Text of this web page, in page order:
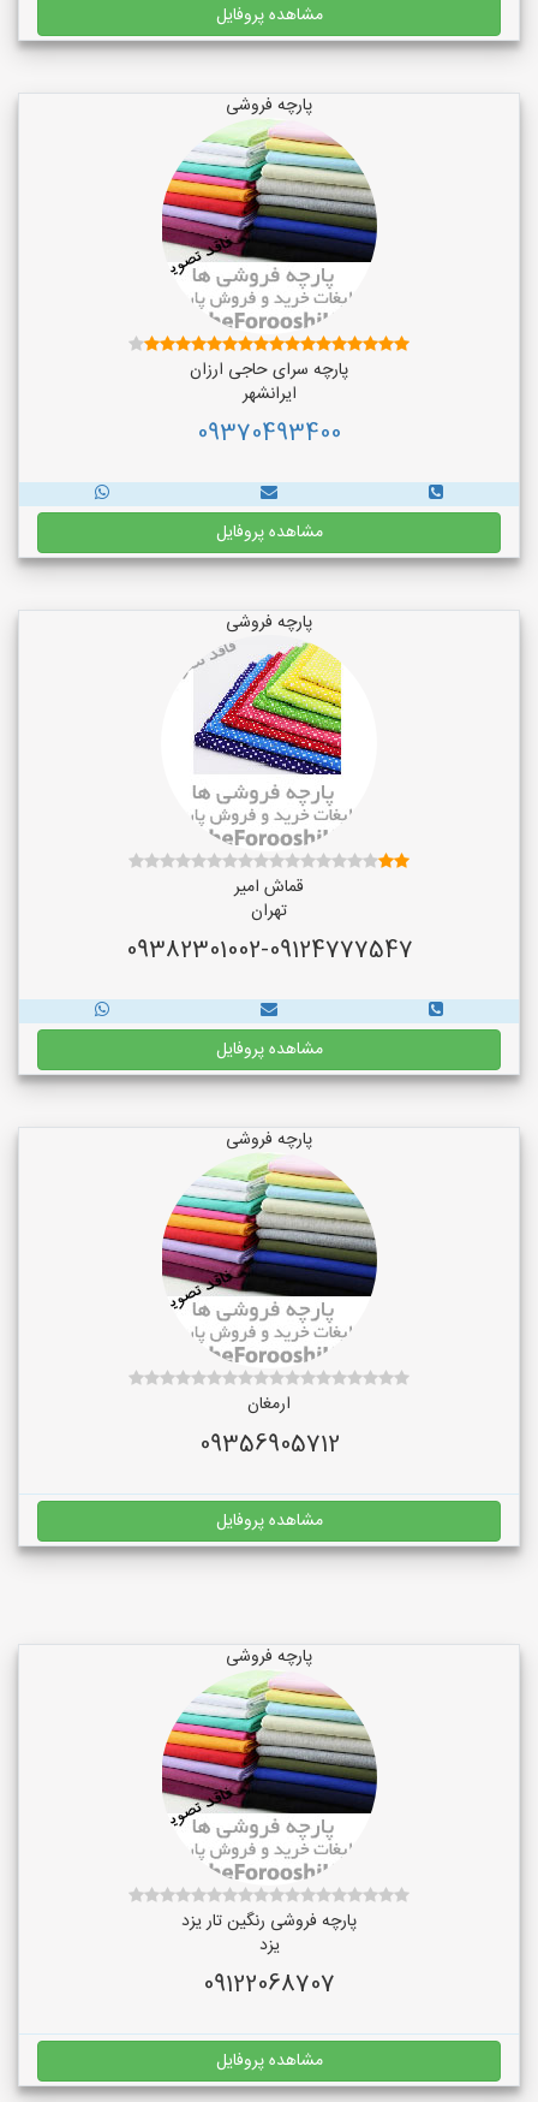
مشاهده پروفایل
پارچه فروشی
پارچه سرای حاجی ارزان
ایرانشهر
09370493400
مشاهده پروفایل
پارچه فروشی
قماش امیر
تهران
09382301002-09124777547
مشاهده پروفایل
پارچه فروشی
ارمغان
09356905712
مشاهده پروفایل
پارچه فروشی
پارچه فروشی رنگین تار یزد
یزد
09122068707
مشاهده پروفایل